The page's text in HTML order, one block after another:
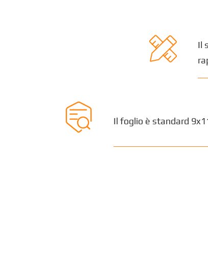

Il
 Il foglio è standard